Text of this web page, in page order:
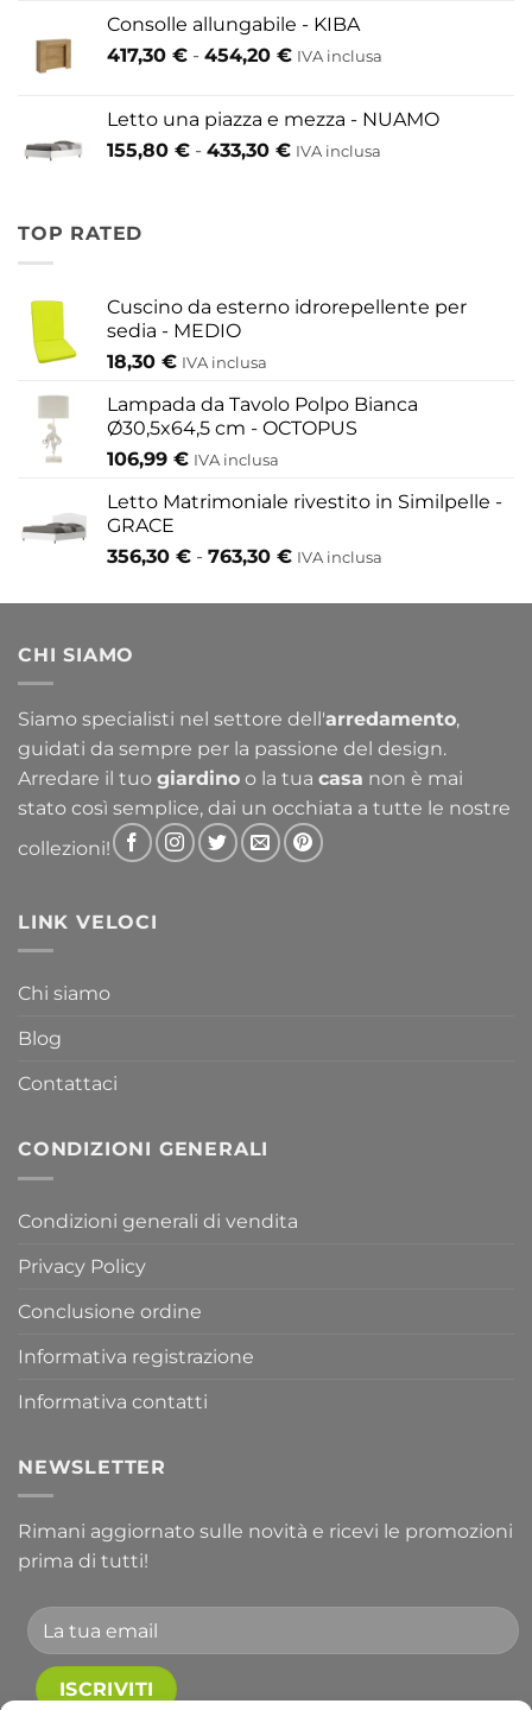
146,30 €
da
200,60 €
609,60 €
Consolle allungabile - KIBA
417,30 € - 454,20 €Fascia
da
417,30 €
IVA inclusa
Letto una piazza e mezza - NUAMO
155,80 € - 433,30 €Fascia
433,30 €
IVA inclusa
TOP RATED
Cuscino da esterno idrorepellente per
sedia - MEDIO
18,30 € IVA inclusa
Lampada da Tavolo Polpo Bianca
Ø30,5x64,5 cm - OCTOPUS
106,99 € IVA inclusa
Letto Matrimoniale rivestito in Similpelle -
GRACE
356,30 € - 763,30 €Fascia
prezzo:
IVA inclusa
CHI SIAMO
Siamo specialisti nel settore dell'arredamento,
guidati da sempre per la passione del design.
Arredare il tuo giardino o la tua casa non è mai
stato così semplice, dai un occhiata a tutte le nostre
collezioni!
LINK VELOCI
Chi siamo
Blog
Contattaci
CONDIZIONI GENERALI
Condizioni generali di vendita
Privacy Policy
Conclusione ordine
Informativa registrazione
Informativa contatti
NEWSLETTER
Rimani aggiornato sulle novità e ricevi le promozioni
prima di tutti!